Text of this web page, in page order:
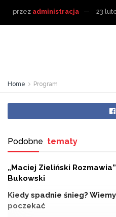
przez administracja 23
Home Program
Podobne tematy
„Maciej Zieliński
Bukowski
Kiedy spadnie śnieg?
poczekać